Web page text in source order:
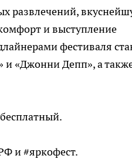
развлечений,
и выступление
фестиваля
и «Джонни Депп», а
и #яркофест.